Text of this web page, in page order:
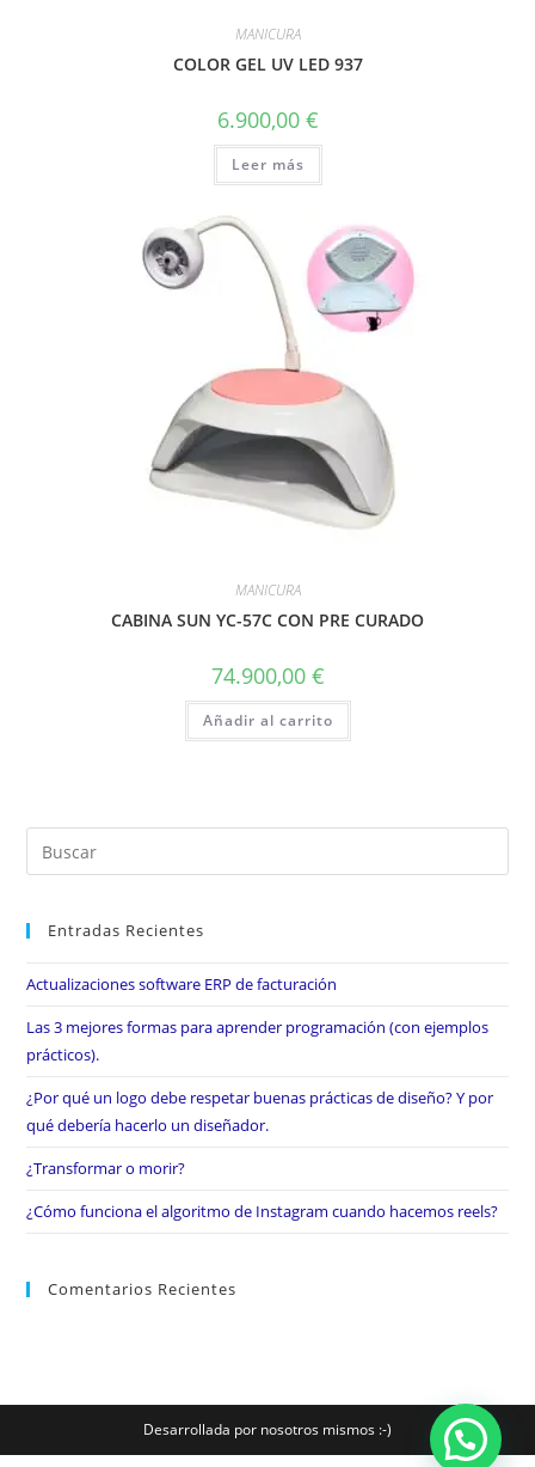
MANICURA
COLOR GEL UV LED 937
6.900,00 €
Leer más
MANICURA
CABINA SUN YC-57C CON PRE CURADO
74.900,00 €
Añadir al carrito
Entradas Recientes
Actualizaciones software ERP de facturación
Las 3 mejores formas para aprender programación (con ejemplos
prácticos).
¿Por qué un logo debe respetar buenas prácticas de diseño? Y por
qué debería hacerlo un diseñador.
¿Transformar o morir?
¿Cómo funciona el algoritmo de Instagram cuando hacemos reels?
Comentarios Recientes
Desarrollada por nosotros mismos :-)